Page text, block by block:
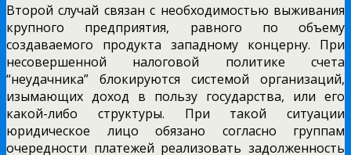
Второй случай связан с необходимостью выживания
крупного предприятия, равного по объему
создаваемого продукта западному концерну. При
несовершенной налоговой политике счета
“неудачника” блокируются системой организаций,
изымающих доход в пользу государства, или его
какой-либо структуры. При такой ситуации
юридическое лицо обязано согласно группам
очередности платежей реализовать задолженность